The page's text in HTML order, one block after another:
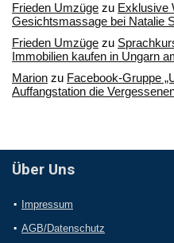
Frieden Umzüge zu Exklusive
Gesichtsmassage bei Natalie
Frieden Umzüge zu
Immobilien kaufen in Ungarn
Marion zu Facebook-Gruppe
Auffangstation die
Über Uns
Impressum
AGB/Datenschutz